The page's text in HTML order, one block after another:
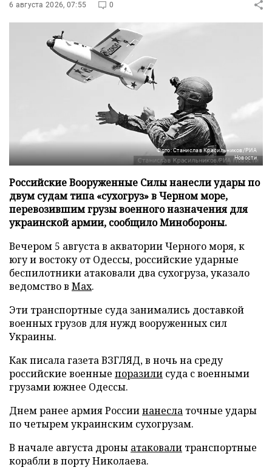
6 августа 2026, 07:55 0
Фото: Станислав Красильников/РИА
Новости
Российские Вооруженные Силы нанесли удары по
двум судам типа «сухогруз» в Черном море,
перевозившим грузы военного назначения для
украинской армии, сообщило Минобороны.
Вечером 5 августа в акватории Черного моря, к
югу и востоку от Одессы, российские ударные
беспилотники атаковали два сухогруза, указало
ведомство в Max.
Эти транспортные суда занимались доставкой
военных грузов для нужд вооруженных сил
Украины.
Как писала газета ВЗГЛЯД, в ночь на среду
российские военные поразили суда с военными
грузами южнее Одессы.
Днем ранее армия Россиинанесла точные удары
по четырем украинским сухогрузам.
В начале августа дроны атаковали транспортные
корабли в порту Николаева.